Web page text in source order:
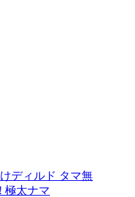
ディルド タマ無
太ナマ